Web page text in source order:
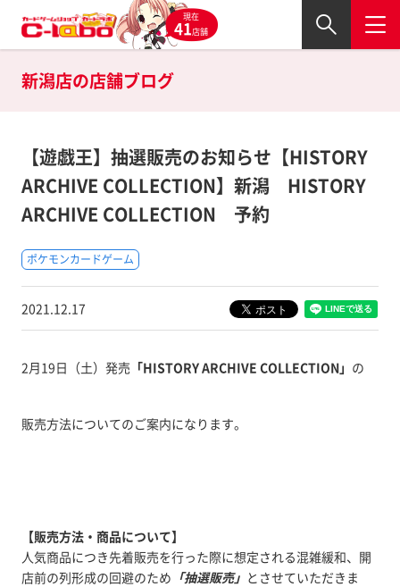
現在
41店舗
新潟店の店舗ブログ
【遊戯王】抽選販売のお知らせ【HISTORY
ARCHIVE COLLECTION】新潟 HISTORY
ARCHIVE COLLECTION 予約
ポケモンカードゲーム
2021.12.17
2月19日（土）発売「HISTORY ARCHIVE COLLECTION」 の
販売方法についてのご案内になります。
【販売方法・商品について】
人気商品につき先着販売を行った際に想定される混雑緩和、開
店前の列形成の回避のため 「抽選販売」 とさせていただきま